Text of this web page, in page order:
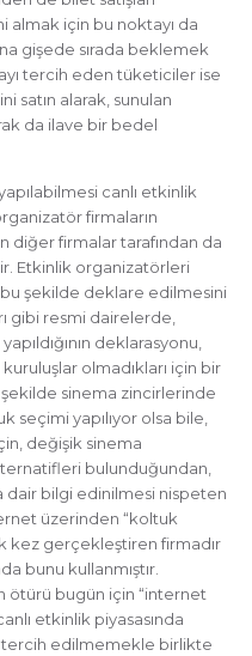
almak için bu noktayı da
gişede sırada beklemek
tercih eden tüketiciler ise
satın alarak, sunulan
da ilave bir bedel
canlı etkinlik
firmaların
diğer firmalar tarafından da
Etkinlik organizatörleri
şekilde deklare edilmesini
gibi resmi dairelerde,
deklarasyonu,
olmadıkları için bir
sinema zincirlerinde
seçimi yapılıyor olsa bile,
değişik sinema
bulunduğundan,
dair bilgi edinilmesi nispeten
üzerinden “koltuk
kez gerçekleştiren firmadır
bunu kullanmıştır.
ötürü bugün için “internet
etkinlik piyasasında
tercih edilmemekle birlikte